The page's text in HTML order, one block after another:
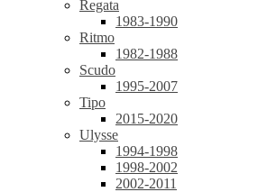
Regata
1983-1990
Ritmo
1982-1988
Scudo
1995-2007
Tipo
2015-2020
Ulysse
1994-1998
1998-2002
2002-2011